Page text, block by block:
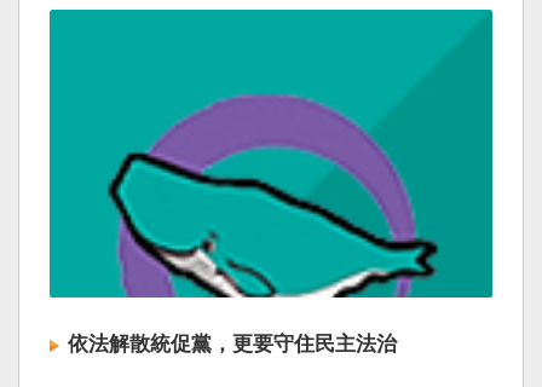
依法解散統促黨，更要守住民主法治